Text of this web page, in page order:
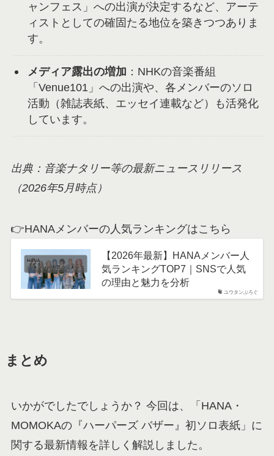
ャンフェス」への出演が決定するなど、アーテ
ィストとしての確固たる地位を築きつつありま
す。
メディア露出の増加 ：NHKの音楽番組
「Venue101」への出演や、各メンバーのソロ
活動（雑誌表紙、エッセイ連載など）も活発化
しています。
出典：音楽ナタリー等の最新ニュースリリース
（2026年5月時点）
👉HANAメンバーの人気ランキングはこちら
ユウタンぶろぐ
【2026年最新】HANAメンバー人
気ランキングTOP7｜SNSで人気
の理由と魅力を分析
まとめ
いかがでしたでしょうか？ 今回は、「HANA・
MOMOKAの『ハーパーズ バザー』初ソロ表紙」に
関する最新情報を詳しく解説しました。